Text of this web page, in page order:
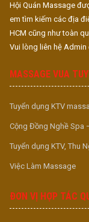
Hội Quán Massage
em tìm kiếm các địa
HCM cũng như toàn
Vui lòng liên hệ Admin
MASSAGE VUA
Tuyển dụng KTV
Cộng Đồng Nghề Spa
Tuyển dụng KTV, Thu
Việc Làm Massage
ĐƠN VỊ HỢP TÁC